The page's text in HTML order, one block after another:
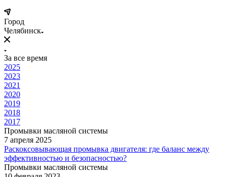
Город
Челябинск
За все время
2025
2023
2021
2020
2019
2018
2017
Промывки масляной системы
7 апреля 2025
Раскоксовывающая промывка двигателя: где баланс между
эффективностью и безопасностью?
Промывки масляной системы